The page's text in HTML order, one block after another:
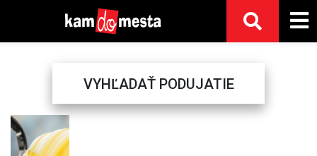
VYHĽADAŤ PODUJATIE
Previous